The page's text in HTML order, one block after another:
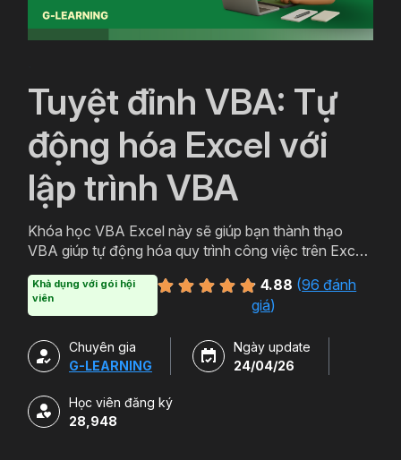
Tuyệt đỉnh VBA: Tự
động hóa Excel với
lập trình VBA
Khóa học VBA Excel này sẽ giúp bạn thành thạo
VBA giúp tự động hóa quy trình công việc trên Excel,
Khả dụng với gói hội
viên
4.88 (96 đánh
giá)
Chuyên gia
G-LEARNING
Ngày update
24/04/26
Học viên đăng ký
28,948